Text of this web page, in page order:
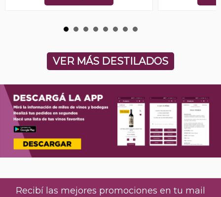
VER MÁS DESTILADOS
Recibí las mejores promociones en tu mail